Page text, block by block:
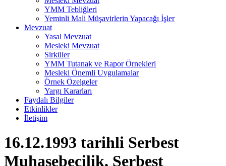
YMM Tebliğleri
Yeminli Mali Müşavirlerin Yapacağı İşler
Mevzuat
Yasal Mevzuat
Mesleki Mevzuat
Sirküler
YMM Tutanak ve Rapor Örnekleri
Mesleki Önemli Uygulamalar
Örnek Özelgeler
Yargı Kararları
Faydalı Bilgiler
Etkinlikler
İletişim
16.12.1993 tarihli Serbest
Muhasebecilik, Serbest